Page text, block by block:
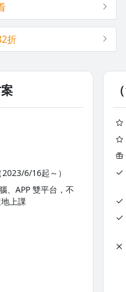
實例
心靈思維在人生面向的運
的轉換，取得心想事成的入
折
6/16起～）
、APP 雙平台，不
上課